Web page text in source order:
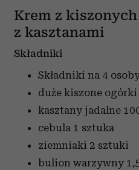
Krem z
z kasztanami
Składniki
Składniki na 4
duże kiszone ogórki
kasztany jadalne
cebula 1 sztuka
ziemniaki 2 sztuki
bulion warzywny